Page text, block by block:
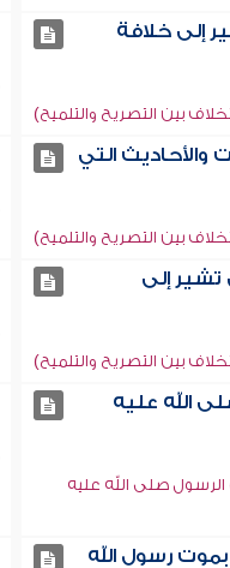
إلى خلافة
بين التصريح والتلميح)
والأحاديث التي
بين التصريح والتلميح)
تشير إلى
بين التصريح والتلميح)
الله عليه
صلى الله عليه
رسول الله